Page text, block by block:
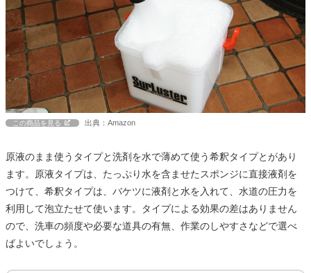
この商品を見る 出典：Amazon
原液のまま使うタイプと洗剤を水で薄めて使う希釈タイプとがあり
ます。原液タイプは、たっぷり水を含ませたスポンジに直接液剤を
つけて、希釈タイプは、バケツに液剤と水を入れて、水道の圧力を
利用して泡立たせて使います。タイプによる効果の差はありません
ので、洗車の頻度や必要な道具の有無、作業のしやすさなどで選べ
ばよいでしょう。